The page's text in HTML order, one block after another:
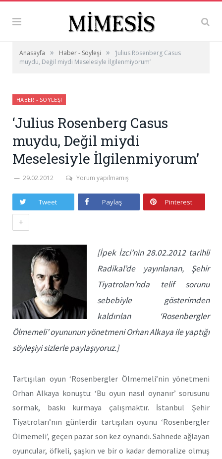
Anasayfa » Haber - Söyleşi »
‘Julius Rosenberg Casus
muydu, Değil miydi Meselesiyle İlgilenmiyorum’
HABER - SÖYLEŞI
‘Julius Rosenberg Casus
muydu, Değil miydi
Meselesiyle İlgilenmiyorum’
29.02.2012 Yorum yapılmamış
Tweet Paylaş Pinterest
+
[İpek İzci’nin 28.02.2012 tarihli
Radikal’de yayınlanan, Şehir
Tiyatroları’nda telif sorunu
sebebiyle gösterimden
kaldırılan ‘Rosenbergler
Ölmemeli’ oyununun yönetmeni Orhan Alkaya ile yaptığı
söyleşiyi sizlerle paylaşıyoruz.]
Tartışılan oyun ‘Rosenbergler Ölmemeli’nin yönetmeni
Orhan Alkaya konuştu: ‘Bu oyun nasıl oynanır’ sorusunu
sormak, baskı kurmaya çalışmaktır. İstanbul Şehir
Tiyatroları’nın günlerdir tartışılan oyunu ‘Rosenbergler
Ölmemeli’, geçen pazar son kez oynandı. Sahnede ağlayan
oyuncular, öfkeli, şaşkın ve bir o kadar demoralize olmuş